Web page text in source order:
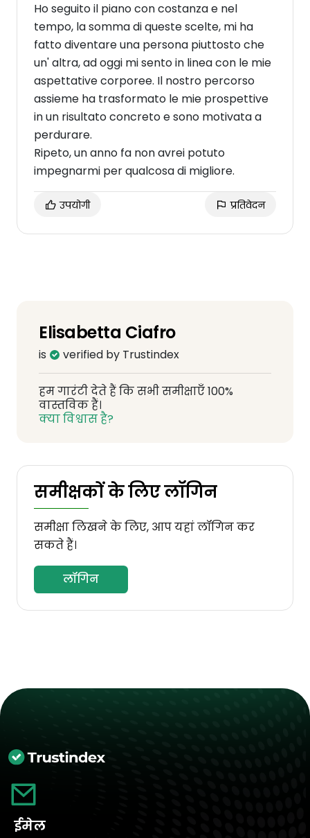
Ho seguito il piano con costanza e nel
tempo, la somma di queste scelte, mi ha
fatto diventare una persona piuttosto che
un' altra, ad oggi mi sento in linea con le mie
aspettative corporee. Il nostro percorso
assieme ha trasformato le mie prospettive
in un risultato concreto e sono motivata a
perdurare.
Ripeto, un anno fa non avrei potuto
impegnarmi per qualcosa di migliore.
उपयोगी प्रतिवेदन
Elisabetta Ciafro
is verified by Trustindex
हम गारंटी देते हैं कि सभी समीक्षाएँ 100%
वास्तविक हैं।
क्या विश्वास है?
समीक्षकों के लिए लॉगिन
समीक्षा लिखने के लिए, आप यहां लॉगिन कर
सकते हैं।
लॉगिन
ईमेल